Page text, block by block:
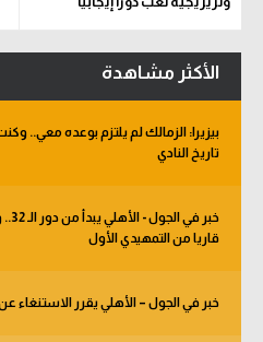
الأكثر مشاهدة
بيزيرا: الزمالك لم يلتزم بوعده معي..
تاريخ النادي
خبر
قاريا من التمهيدي الأول
خبر في الجول – الأهلي يقرر الاستنغاء